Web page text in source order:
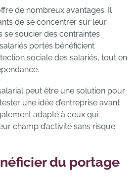
de nombreux avantages. Il
de se concentrer sur leur
soucier des contraintes
portés bénéficient
sociale des salariés, tout en
peut être une solution pour
une idée d’entreprise avant
adapté à ceux qui
champ d’activité sans risque
du portage